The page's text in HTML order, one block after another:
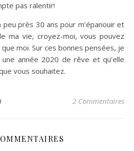
pas ralentir!
peu près 30 ans pour m’épanouir et
ma vie, croyez-moi, vous pouvez
moi. Sur ces bonnes pensées, je
année 2020 de rêve et qu’elle
vous souhaitez.
2 Commentaires